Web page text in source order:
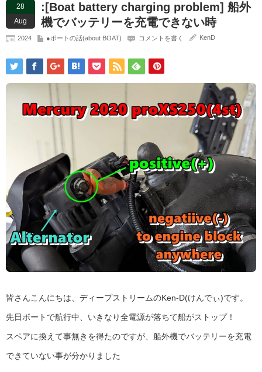
28
Aug
:[Boat battery charging problem] 船外
機でバッテリーを充電できない時
2024 ●ボートの話(about BOAT) コメントを書く KenD
皆さんこんにちは、ディープストリームのKen-D(けんでぃ)です。
先日ボートで航行中、いきなり全電源が落ちて船がストップ！
スペアに換えて事無きを得たのですが、船外機でバッテリーを充電
できていない事が分かりました